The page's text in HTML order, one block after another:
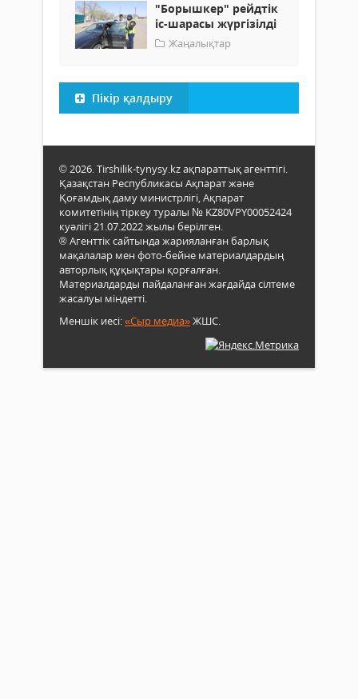
"Борышкер" рейдтік
іс-шарасы жүргізілді
Жаңалықтар
Пікір қалдыру
© 2026. Tirshilik-tynysy.kz ақпараттық агенттігі.
Қазақстан Республикасы Ақпарат және
Қоғамдық даму министрлігі, Ақпарат
комитетінің тіркеу туралы № KZ80VPY00052424
куәлігі 21.07.2022 жылы берілген.
® Агенттік сайтында жарияланған барлық
мақалалар мен фото-бейне материалдардың
авторлық құқықтары қорғалған.
Материалдарды пайдаланған жағдайда сілтеме
жасалуы міндетті.
Меншік иесі:«Сыр медиа»ЖШС.